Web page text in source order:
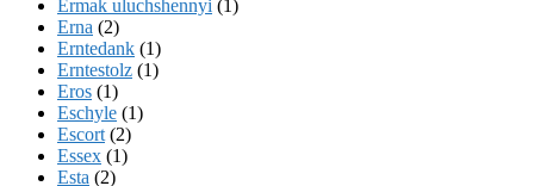
Ermak uluchshennyi (1)
Erna (2)
Erntedank (1)
Erntestolz (1)
Eros (1)
Eschyle (1)
Escort (2)
Essex (1)
Esta (2)